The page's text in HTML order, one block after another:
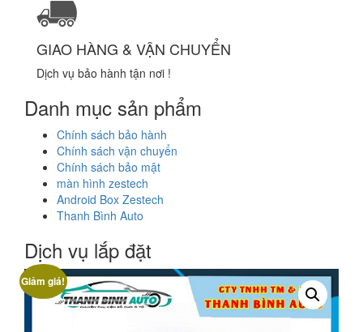
GIAO HÀNG & VẬN CHUYỂN
Dịch vụ bảo hành tận nơi !
Danh mục sản phẩm
Chính sách bảo hành
Chính sách vận chuyển
Chính sách bảo mật
màn hình zestech
Android Box Zestech
Thanh Bình Auto
Dịch vụ lắp đặt
Giảm giá!